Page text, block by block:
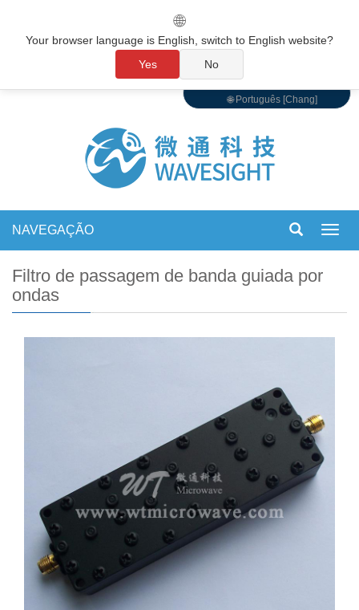
🌐 Português [Chang]
NAVEGAÇÃO
Filtro de passagem de banda guiada por
ondas
🌐
Your browser language is English, switch to English website?
Yes
No